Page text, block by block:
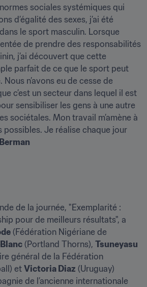
sociales systémiques qui
d’égalité des sexes, j’ai été
le sport masculin. Lorsque
de prendre des responsabilités
j’ai découvert que cette
parfait de ce que le sport peut
n’avons eu de cesse de
c’est un secteur dans lequel il est
sensibiliser les gens à une autre
sociétales. Mon travail m’amène à
possibles. Je réalise chaque jour
de la journée, "Exemplarité :
pour de meilleurs résultats", a
(Fédération Nigériane de
(Portland Thorns), Tsuneyasu
général de la Fédération
et Victoria Diaz (Uruguay)
de l’ancienne internationale